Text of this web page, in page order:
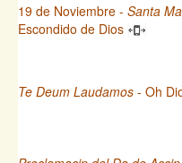
19 de Noviembre - Santa
Escondido de Dios
Te Deum Laudamos - Oh